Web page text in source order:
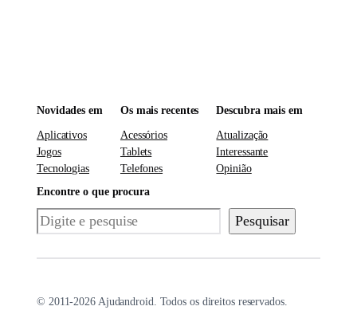
Novidades em
Aplicativos
Jogos
Tecnologias
Os mais recentes
Acessórios
Tablets
Telefones
Descubra mais em
Atualização
Interessante
Opinião
Encontre o que procura
Pesquisar Pesquisar
© 2011-2026 Ajudandroid. Todos os direitos reservados.